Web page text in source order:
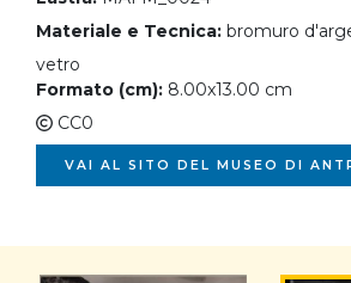
Materiale e Tecnica: bromuro
vetro
Formato (cm): 8.00x13.00 cm
CC0
VAI AL SITO DEL MUSEO DI